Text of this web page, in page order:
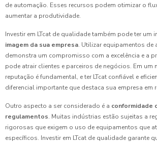
de automação. Esses recursos podem otimizar o
aumentar a produtividade.
Investir em LTcat de qualidade também pode ter um
imagem da sua empresa. Utilizar equipamentos de
demonstra um compromisso com a excelência e a
pode atrair clientes e parceiros de negócios. Em um
reputação é fundamental, e ter LTcat confiável e
diferencial importante que destaca sua empresa em
Outro aspecto a ser considerado é a conformidade
regulamentos. Muitas indústrias estão sujeitas a
rigorosas que exigem o uso de equipamentos que
específicos. Investir em LTcat de qualidade garante